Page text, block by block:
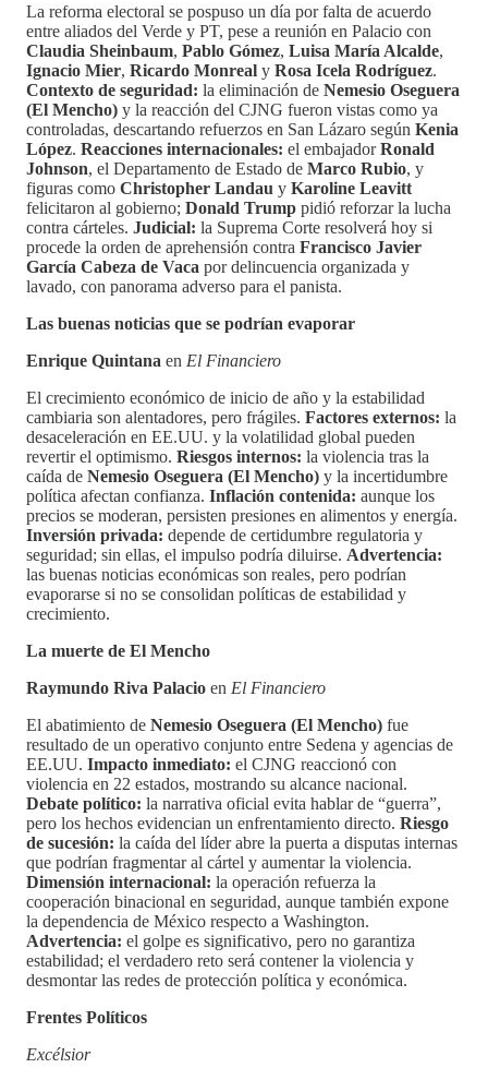
La reforma electoral se pospuso un día por falta de acuerdo
entre aliados del Verde y PT, pese a reunión en Palacio con
Claudia Sheinbaum, Pablo Gómez, Luisa María Alcalde,
Ignacio Mier, Ricardo Monreal y Rosa Icela Rodríguez.
Contexto de seguridad: la eliminación de Nemesio Oseguera
(El Mencho) y la reacción del CJNG fueron vistas como ya
controladas, descartando refuerzos en San Lázaro según Kenia
López. Reacciones internacionales: el embajadorRonald
Johnson, el Departamento de Estado de Marco Rubio, y
figuras como Christopher Landau y Karoline Leavitt
felicitaron al gobierno; Donald Trump pidió reforzar la lucha
contra cárteles. Judicial: la Suprema Corte resolverá hoy si
procede la orden de aprehensión contra Francisco Javier
García Cabeza de Vaca por delincuencia organizada y
lavado, con panorama adverso para el panista.
Las buenas noticias que se podrían evaporar
Enrique Quintana en El Financiero
El crecimiento económico de inicio de año y la estabilidad
cambiaria son alentadores, pero frágiles. Factores externos: la
desaceleración en EE.UU. y la volatilidad global pueden
revertir el optimismo. Riesgos internos: la violencia tras la
caída de Nemesio Oseguera (El Mencho) y la incertidumbre
política afectan confianza. Inflación contenida: aunque los
precios se moderan, persisten presiones en alimentos y energía.
Inversión privada: depende de certidumbre regulatoria y
seguridad; sin ellas, el impulso podría diluirse. Advertencia:
las buenas noticias económicas son reales, pero podrían
evaporarse si no se consolidan políticas de estabilidad y
crecimiento.
La muerte de El Mencho
Raymundo Riva Palacio en El Financiero
El abatimiento de Nemesio Oseguera (El Mencho) fue
resultado de un operativo conjunto entre Sedena y agencias de
EE.UU. Impacto inmediato: el CJNG reaccionó con
violencia en 22 estados, mostrando su alcance nacional.
Debate político: la narrativa oficial evita hablar de “guerra”,
pero los hechos evidencian un enfrentamiento directo. Riesgo
de sucesión: la caída del líder abre la puerta a disputas internas
que podrían fragmentar al cártel y aumentar la violencia.
Dimensión internacional: la operación refuerza la
cooperación binacional en seguridad, aunque también expone
la dependencia de México respecto a Washington.
Advertencia: el golpe es significativo, pero no garantiza
estabilidad; el verdadero reto será contener la violencia y
desmontar las redes de protección política y económica.
Frentes Políticos
Excélsior